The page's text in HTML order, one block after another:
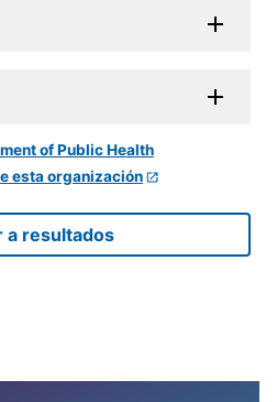
esta organización
a resultados